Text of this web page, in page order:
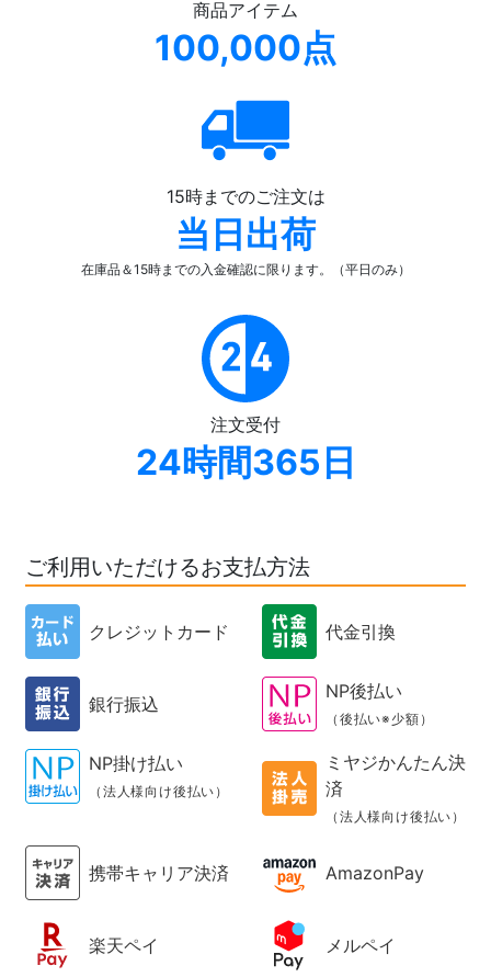
商品アイテム
100,000点
15時までのご注文は
当日出荷
在庫品＆15時までの入金確認に限ります。（平日のみ）
注文受付
24時間365日
ご利用いただけるお支払方法
クレジットカード 代金引換
銀行振込
NP後払い
（後払い※少額）
NP掛け払い
（法人様向け後払い）
ミヤジかんたん決
済
（法人様向け後払い）
携帯キャリア決済 AmazonPay
楽天ペイ メルペイ